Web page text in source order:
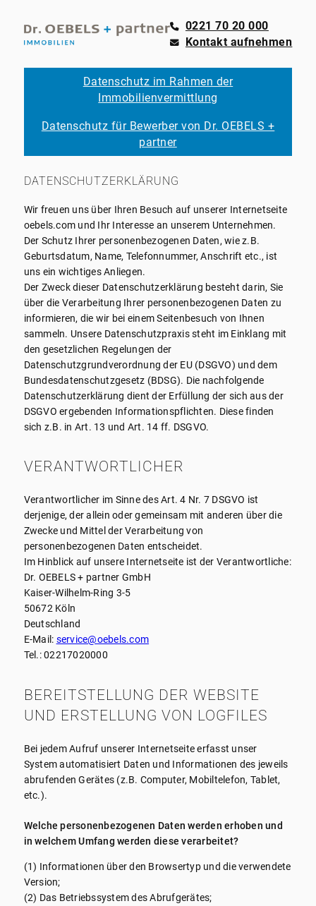
0221 70 20 000
Kontakt aufnehmen
Datenschutz im Rahmen der
Immobilienvermittlung
Datenschutz für Bewerber von Dr. OEBELS +
partner
DATENSCHUTZERKLÄRUNG
Wir freuen uns über Ihren Besuch auf unserer Internetseite
oebels.com und Ihr Interesse an unserem Unternehmen.
Der Schutz Ihrer personenbezogenen Daten, wie z.B.
Geburtsdatum, Name, Telefonnummer, Anschrift etc., ist
uns ein wichtiges Anliegen.
Der Zweck dieser Datenschutzerklärung besteht darin, Sie
über die Verarbeitung Ihrer personenbezogenen Daten zu
informieren, die wir bei einem Seitenbesuch von Ihnen
sammeln. Unsere Datenschutzpraxis steht im Einklang mit
den gesetzlichen Regelungen der
Datenschutzgrundverordnung der EU (DSGVO) und dem
Bundesdatenschutzgesetz (BDSG). Die nachfolgende
Datenschutzerklärung dient der Erfüllung der sich aus der
DSGVO ergebenden Informationspflichten. Diese finden
sich z.B. in Art. 13 und Art. 14 ff. DSGVO.
VERANTWORTLICHER
Verantwortlicher im Sinne des Art. 4 Nr. 7 DSGVO ist
derjenige, der allein oder gemeinsam mit anderen über die
Zwecke und Mittel der Verarbeitung von
personenbezogenen Daten entscheidet.
Im Hinblick auf unsere Internetseite ist der Verantwortliche:
Dr. OEBELS + partner GmbH
Kaiser-Wilhelm-Ring 3-5
50672 Köln
Deutschland
E-Mail: service@oebels.com
Tel.: 02217020000
BEREITSTELLUNG DER WEBSITE
UND ERSTELLUNG VON LOGFILES
Bei jedem Aufruf unserer Internetseite erfasst unser
System automatisiert Daten und Informationen des jeweils
abrufenden Gerätes (z.B. Computer, Mobiltelefon, Tablet,
etc.).
Welche personenbezogenen Daten werden erhoben und
in welchem Umfang werden diese verarbeitet?
(1) Informationen über den Browsertyp und die verwendete
Version;
(2) Das Betriebssystem des Abrufgerätes;